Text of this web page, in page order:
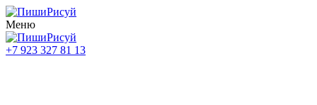
Меню
+7 923 327 81 13